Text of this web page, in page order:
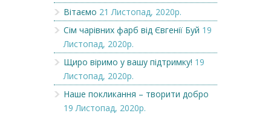
Вітаємо 21 Листопад, 2020р.
Сім чарівних фарб від Євгенії Буй 19
Листопад, 2020р.
Щиро віримо у вашу підтримку! 19
Листопад, 2020р.
Наше покликання – творити добро
19 Листопад, 2020р.